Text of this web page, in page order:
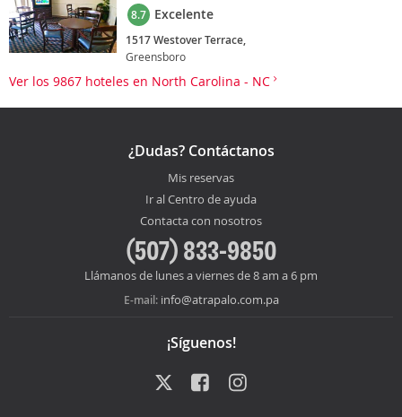
8.7 Excelente
1517 Westover Terrace,
Greensboro
Ver los 9867 hoteles en North Carolina - NC
¿Dudas? Contáctanos
Mis reservas
Ir al Centro de ayuda
Contacta con nosotros
(507) 833-9850
Llámanos de lunes a viernes de 8 am a 6 pm
E-mail: info@atrapalo.com.pa
¡Síguenos!